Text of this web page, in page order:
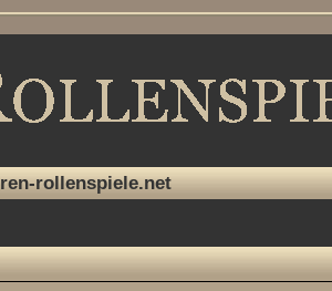
rollenspiele.net